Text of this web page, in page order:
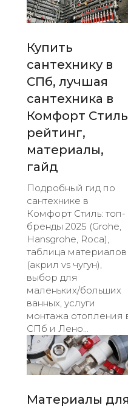
Купить
сантехнику в
СПб, лучшая
сантехника в
Комфорт
рейтинг,
материалы,
гайд
Подробный гид по
сантехнике в
Комфорт Стиль: топ-
бренды 2025 (Grohe,
Hansgrohe, Roca),
таблица материалов
(акрил vs чугун),
выбор для
маленьких/больших
ванных, услуги
монтажа отопления
СПб и Лено...
Материалы для